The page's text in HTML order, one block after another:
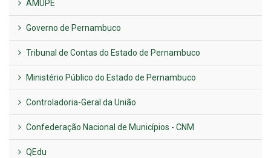
UTILIDADE PÚBLICA
Previous